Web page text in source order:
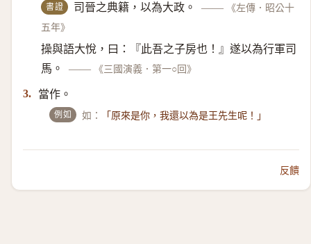
書證 司晉之典籍，以為大政。 ——
《左傳．昭公十
五年》
操與語大悅，曰：『此吾之子房也！』遂以為行軍司
馬。
—— 《三國演義．第一○回》
3. 當作。
例如 如： 「原來是你，我還以為是王先生呢！」
反饋